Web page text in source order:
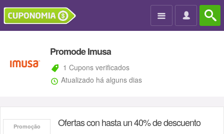

Promode Imusa
1 Cupons verificados
Atualizado há alguns dias
Ofertas con hasta un 40% de descuento
Promoção